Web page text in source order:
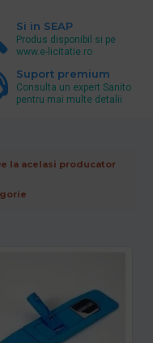
Si in SEAP
Produs disponibil si pe
www.e-licitatie.ro
Suport premium
Consulta un expert Sanito
pentru mai multe detalii
la acelasi producator